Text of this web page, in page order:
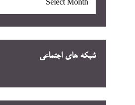
شبکه های اجتماعی